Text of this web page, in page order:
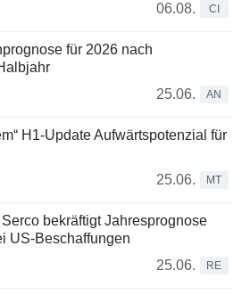
06.08.
CI
für 2026 nach
25.06.
AN
H1-Update Aufwärtspotenzial für
25.06.
MT
bekräftigt Jahresprognose
US-Beschaffungen
25.06.
RE